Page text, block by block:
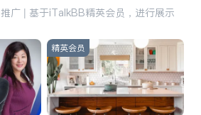
推广 | 基于iTalkBB精英会员，进行展示
精英会员